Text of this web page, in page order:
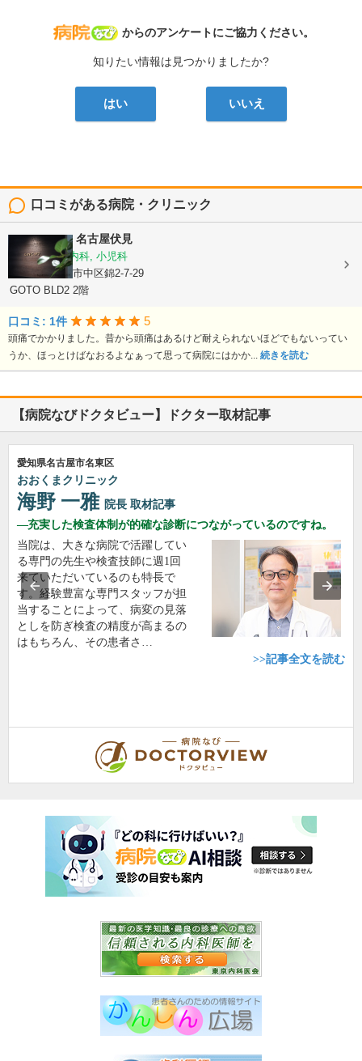
病院なび
からのアンケートにご協力ください。
知りたい情報は見つかりましたか?
はい いいえ
口コミがある病院・クリニック
CLINIC No7 名古屋伏見
内科, 脳神経内科, 小児科
愛知県名古屋市中区錦2-7-29
GOTO BLD2 2階
口コミ: 1件 5
頭痛でかかりました。昔から頭痛はあるけど耐えられないほどでもないってい
うか、ほっとけばなおるよなぁって思って病院にはかか... 続きを読む
【病院なびドクタビュー】ドクター取材記事
愛知県名古屋市名東区
おおくまクリニック
海野 一雅 院長 取材記事
充実した検査体制が的確な診断につながっているのですね。
当院は、大きな病院で活躍してい
る専門の先生や検査技師に週1回
来ていただいているのも特長で
す。経験豊富な専門スタッフが担
当することによって、病変の見落
としを防ぎ検査の精度が高まるの
はもちろん、その患者さ…
>>記事全文を読む